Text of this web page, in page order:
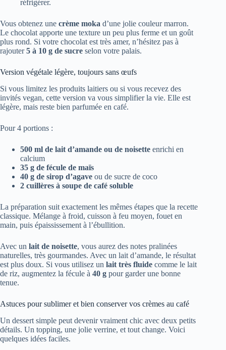
réfrigérer.
Vous obtenez une crème moka d’une jolie couleur marron.
Le chocolat apporte une texture un peu plus ferme et un goût
plus rond. Si votre chocolat est très amer, n’hésitez pas à
rajouter5 à 10 g de sucre selon votre palais.
Version végétale légère, toujours sans œufs
Si vous limitez les produits laitiers ou si vous recevez des
invités vegan, cette version va vous simplifier la vie. Elle est
légère, mais reste bien parfumée en café.
Pour 4 portions :
500 ml de lait d’amande ou de noisette enrichi en
calcium
35 g de fécule de maïs
40 g de sirop d’agave ou de sucre de coco
2 cuillères à soupe de café soluble
La préparation suit exactement les mêmes étapes que la recette
classique. Mélange à froid, cuisson à feu moyen, fouet en
main, puis épaississement à l’ébullition.
Avec un lait de noisette, vous aurez des notes pralinées
naturelles, très gourmandes. Avec un lait d’amande, le résultat
est plus doux. Si vous utilisez un lait très fluide comme le lait
de riz, augmentez la fécule à 40 g pour garder une bonne
tenue.
Astuces pour sublimer et bien conserver vos crèmes au café
Un dessert simple peut devenir vraiment chic avec deux petits
détails. Un topping, une jolie verrine, et tout change. Voici
quelques idées faciles.